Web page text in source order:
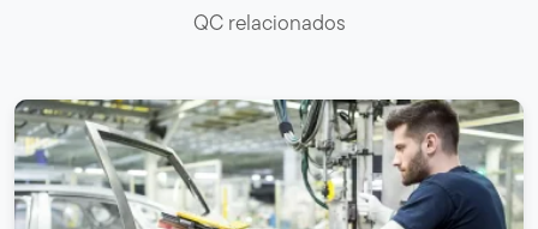
QC relacionados